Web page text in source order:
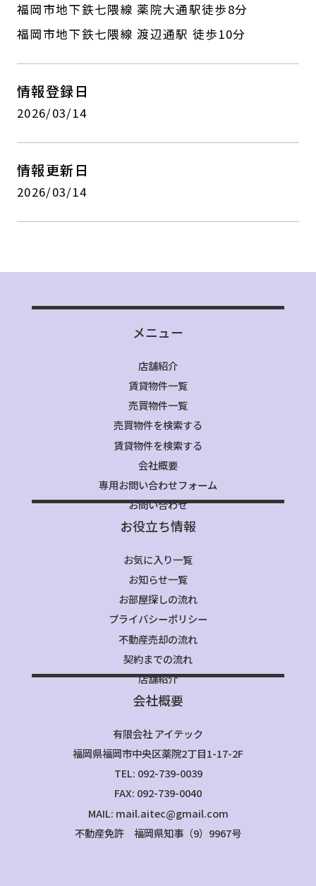
福岡市地下鉄七隈線 薬院大通駅徒歩8分
福岡市地下鉄七隈線 渡辺通駅 徒歩10分
情報登録日
2026/03/14
情報更新日
2026/03/14
メニュー
店舗紹介
賃貸物件一覧
売買物件一覧
売買物件を検索する
賃貸物件を検索する
会社概要
専用お問い合わせフォーム
お問い合わせ
お役立ち情報
お気に入り一覧
お知らせ一覧
お部屋探しの流れ
プライバシーポリシー
不動産売却の流れ
契約までの流れ
店舗紹介
会社概要
有限会社 アイテック
福岡県福岡市中央区薬院2丁目1-17-2F
TEL: 092-739-0039
FAX: 092-739-0040
MAIL: mail.aitec@gmail.com
不動産免許 福岡県知事（9）9967号